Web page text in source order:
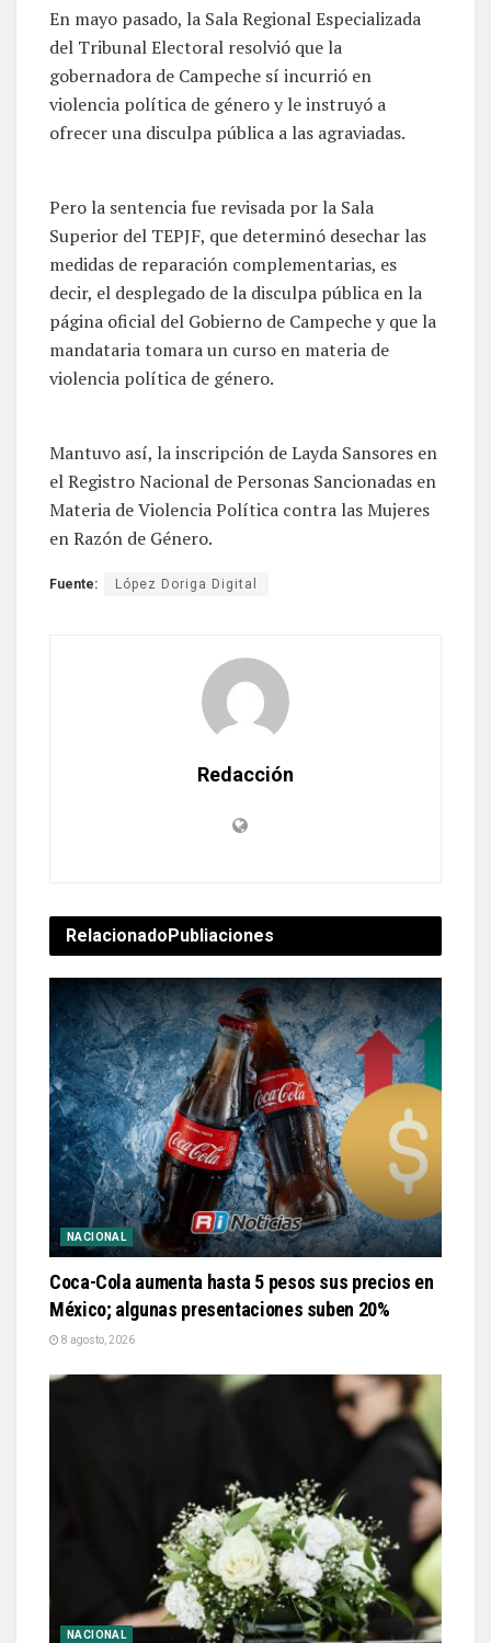
En mayo pasado, la Sala Regional Especializada
del Tribunal Electoral resolvió que la
gobernadora de Campeche sí incurrió en
violencia política de género y le instruyó a
ofrecer una disculpa pública a las agraviadas.
Pero la sentencia fue revisada por la Sala
Superior del TEPJF, que determinó desechar las
medidas de reparación complementarias, es
decir, el desplegado de la disculpa pública en la
página oficial del Gobierno de Campeche y que la
mandataria tomara un curso en materia de
violencia política de género.
Mantuvo así, la inscripción de Layda Sansores en
el Registro Nacional de Personas Sancionadas en
Materia de Violencia Política contra las Mujeres
en Razón de Género.
Fuente: López Doriga Digital
Redacción
RelacionadoPubliaciones
NACIONAL
Coca-Cola aumenta hasta 5 pesos sus precios en
México; algunas presentaciones suben 20%
8 agosto, 2026
NACIONAL